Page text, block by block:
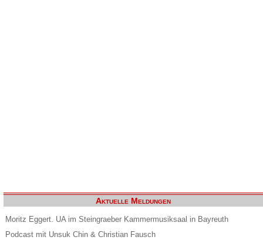
Aktuelle Meldungen
Moritz Eggert. UA im Steingraeber Kammermusiksaal in Bayreuth
Podcast mit Unsuk Chin & Christian Fausch